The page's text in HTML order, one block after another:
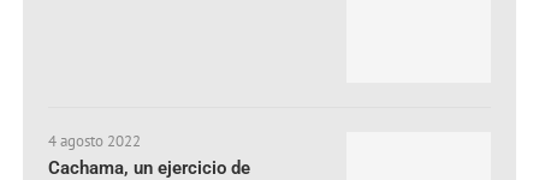
4 agosto 2022
Cachama, un ejercicio de